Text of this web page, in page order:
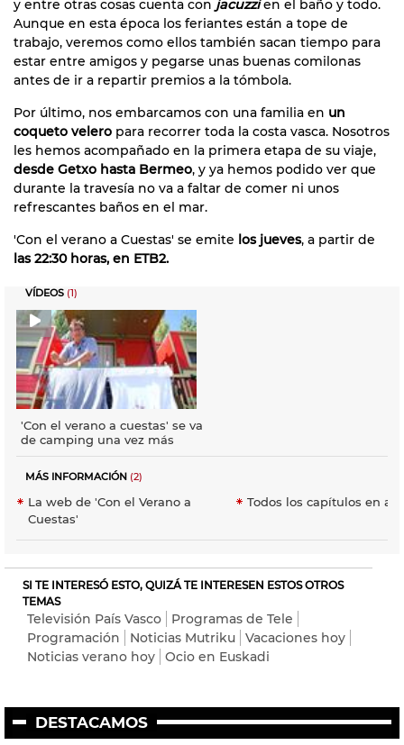
y entre otras cosas cuenta con jacuzzien el baño y todo.
Aunque en esta época los feriantes están a tope de
trabajo, veremos como ellos también sacan tiempo para
estar entre amigos y pegarse unas buenas comilonas
antes de ir a repartir premios a la tómbola.
Por último, nos embarcamos con una familia en un
coqueto velero para recorrer toda la costa vasca. Nosotros
les hemos acompañado en la primera etapa de su viaje,
desde Getxo hasta Bermeo, y ya hemos podido ver que
durante la travesía no va a faltar de comer ni unos
refrescantes baños en el mar.
'Con el verano a Cuestas' se emite los jueves, a partir de
las 22:30 horas, en ETB2.
VÍDEOS (1)
'Con el verano a cuestas' se va
de camping una vez más
MÁS INFORMACIÓN (2)
La web de 'Con el Verano a
Cuestas'
Todos los capítulos en
SI TE INTERESÓ ESTO, QUIZÁ TE INTERESEN ESTOS OTROS
TEMAS
Televisión País Vasco
Programas de Tele
Programación
Noticias Mutriku
Vacaciones hoy
Noticias verano hoy
Ocio en Euskadi
DESTACAMOS